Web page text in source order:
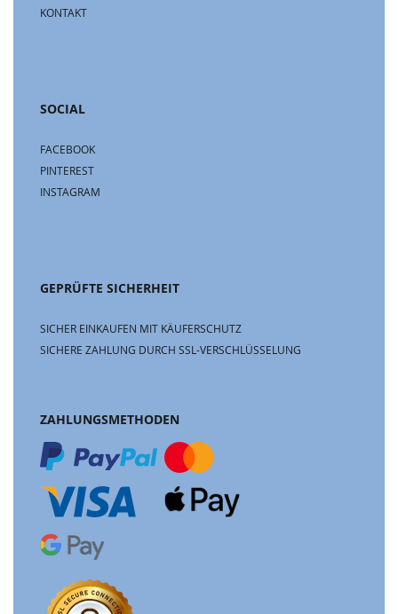
KONTAKT
SOCIAL
FACEBOOK
PINTEREST
INSTAGRAM
GEPRÜFTE SICHERHEIT
SICHER EINKAUFEN MIT KÄUFERSCHUTZ
SICHERE ZAHLUNG DURCH SSL-VERSCHLÜSSELUNG
ZAHLUNGSMETHODEN